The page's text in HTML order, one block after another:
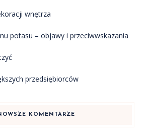
wnętrza
potasu – objawy i przeciwwskazania
przedsiębiorców
KOMENTARZE